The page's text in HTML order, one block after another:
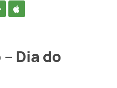
Dia do